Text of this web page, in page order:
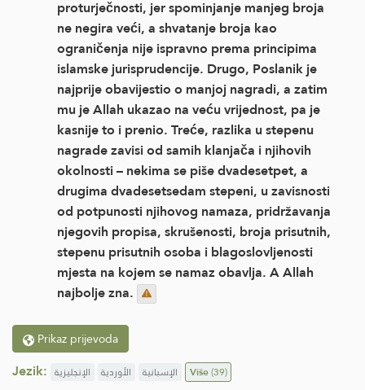
proturječnosti, jer spominjanje manjeg broja
ne negira veći, a shvatanje broja kao
ograničenja nije ispravno prema principima
islamske jurisprudencije. Drugo, Poslanik je
najprije obavijestio o manjoj nagradi, a zatim
mu je Allah ukazao na veću vrijednost, pa je
kasnije to i prenio. Treće, razlika u stepenu
nagrade zavisi od samih klanjača i njihovih
okolnosti – nekima se piše dvadesetpet, a
drugima dvadesetsedam stepeni, u zavisnosti
od potpunosti njihovog namaza, pridržavanja
njegovih propisa, skrušenosti, broja prisutnih,
stepenu prisutnih osoba i blagoslovljenosti
mjesta na kojem se namaz obavlja. A Allah
najbolje zna.
Prikaz prijevoda
Jezik: الإنجليزية الأوردية الإسبانية Više(39)